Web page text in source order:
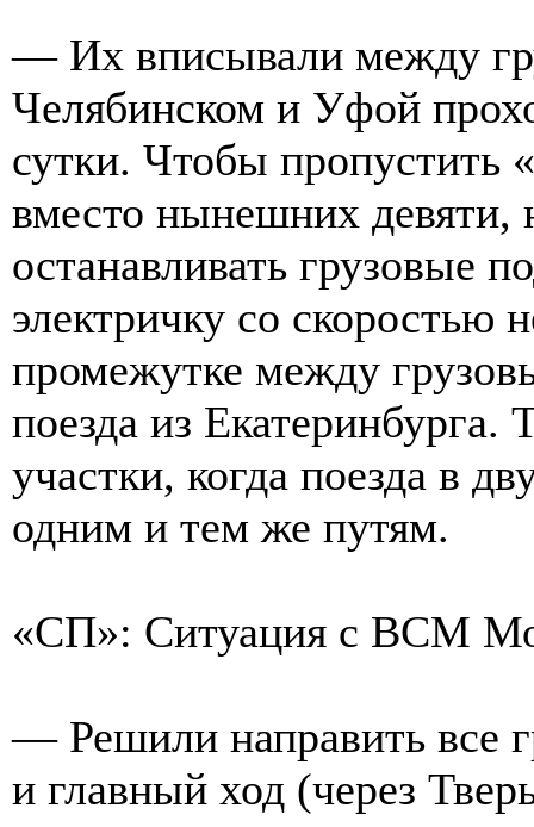
— Их вписывали между
Челябинском и Уфой
сутки. Чтобы пропустить
вместо нынешних девяти,
останавливать грузовые
электричку со скоростью
промежутке между
поезда из
участки, когда поезда в
одним и тем же путям.
«СП»: Ситуация с ВСМ
— Решили направить все
и главный ход (через